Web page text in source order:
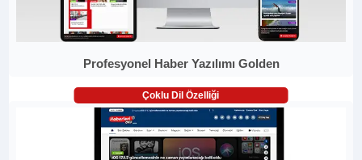
Profesyonel Haber Yazılımı Golden
Çoklu Dil Özelliği